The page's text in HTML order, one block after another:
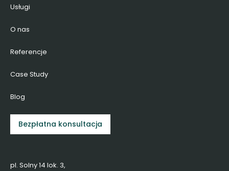
Usługi
O nas
Referencje
Case Study
Blog
Bezpłatna konsultacja
pl. Solny 14 lok. 3,